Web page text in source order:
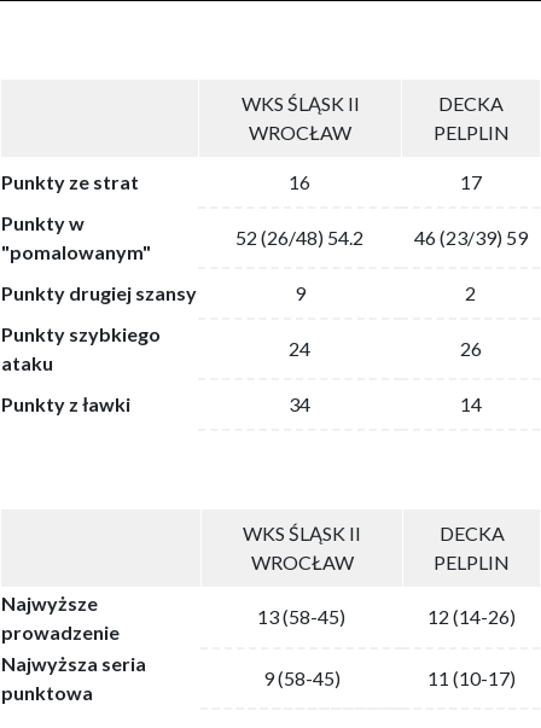
WKS ŚLĄSK II
WROCŁAW
DECKA
PELPLIN
Punkty ze strat 16
17
Punkty w
"pomalowanym"
52 (26/48) 54.2 46 (23/39) 59
Punkty drugiej szansy 9
2
Punkty szybkiego
ataku
24 26
Punkty z ławki 34 14
WKS ŚLĄSK II
WROCŁAW
DECKA
PELPLIN
Najwyższe
prowadzenie
13 (58-45) 12 (14-26)
Najwyższa seria
punktowa
9 (58-45) 11 (10-17)